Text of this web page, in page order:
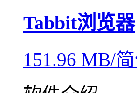
Tabbit浏览器
151.96 MB/